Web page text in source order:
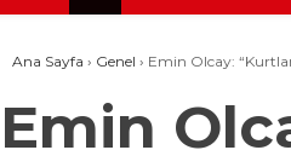
Ana Sayfa › Genel › Emin Olcay:
Emin